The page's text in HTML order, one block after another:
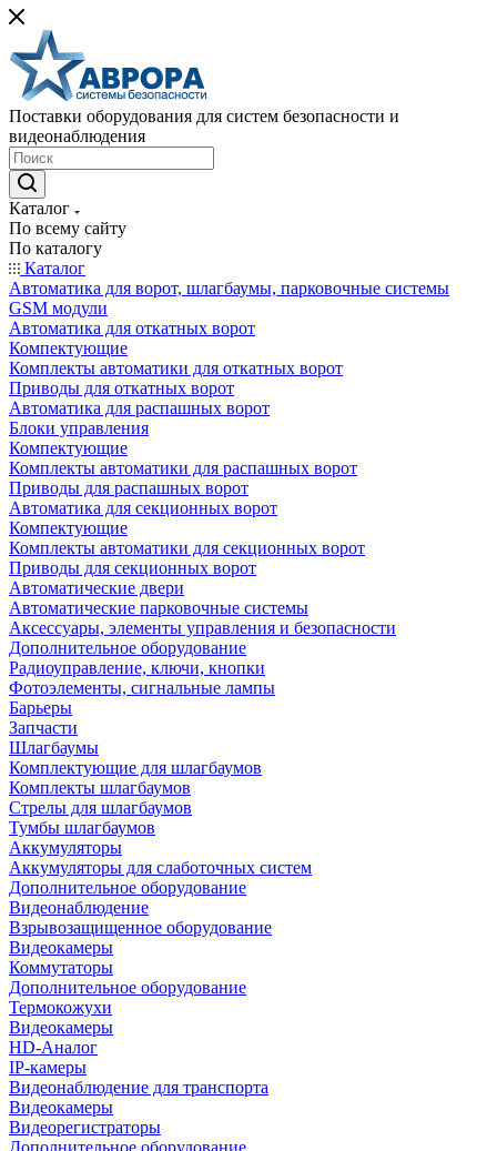
Поставки оборудования для систем безопасности и
видеонаблюдения
Каталог
По всему сайту
По каталогу
Каталог
Автоматика для ворот, шлагбаумы, парковочные системы
GSM модули
Автоматика для откатных ворот
Компектующие
Комплекты автоматики для откатных ворот
Приводы для откатных ворот
Автоматика для распашных ворот
Блоки управления
Компектующие
Комплекты автоматики для распашных ворот
Приводы для распашных ворот
Автоматика для секционных ворот
Компектующие
Комплекты автоматики для секционных ворот
Приводы для секционных ворот
Автоматические двери
Автоматические парковочные системы
Аксессуары, элементы управления и безопасности
Дополнительное оборудование
Радиоуправление, ключи, кнопки
Фотоэлементы, сигнальные лампы
Барьеры
Запчасти
Шлагбаумы
Комплектующие для шлагбаумов
Комплекты шлагбаумов
Стрелы для шлагбаумов
Тумбы шлагбаумов
Аккумуляторы
Аккумуляторы для слаботочных систем
Дополнительное оборудование
Видеонаблюдение
Взрывозащищенное оборудование
Видеокамеры
Коммутаторы
Дополнительное оборудование
Термокожухи
Видеокамеры
HD-Аналог
IP-камеры
Видеонаблюдение для транспорта
Видеокамеры
Видеорегистраторы
Дополнительное оборудование